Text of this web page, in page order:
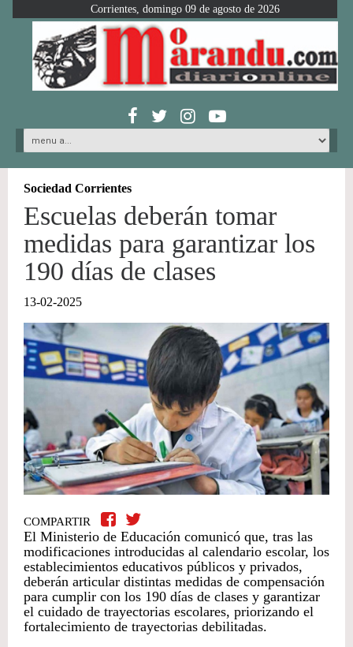
Corrientes, domingo 09 de agosto de 2026
Sociedad Corrientes
Escuelas deberán tomar
medidas para garantizar los
190 días de clases
13-02-2025
COMPARTIR
El Ministerio de Educación comunicó que, tras las
modificaciones introducidas al calendario escolar, los
establecimientos educativos públicos y privados,
deberán articular distintas medidas de compensación
para cumplir con los 190 días de clases y garantizar
el cuidado de trayectorias escolares, priorizando el
fortalecimiento de trayectorias debilitadas.